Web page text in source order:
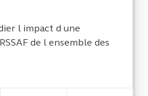
l impact d une
de l ensemble des
catégorie : Sécurité sociale